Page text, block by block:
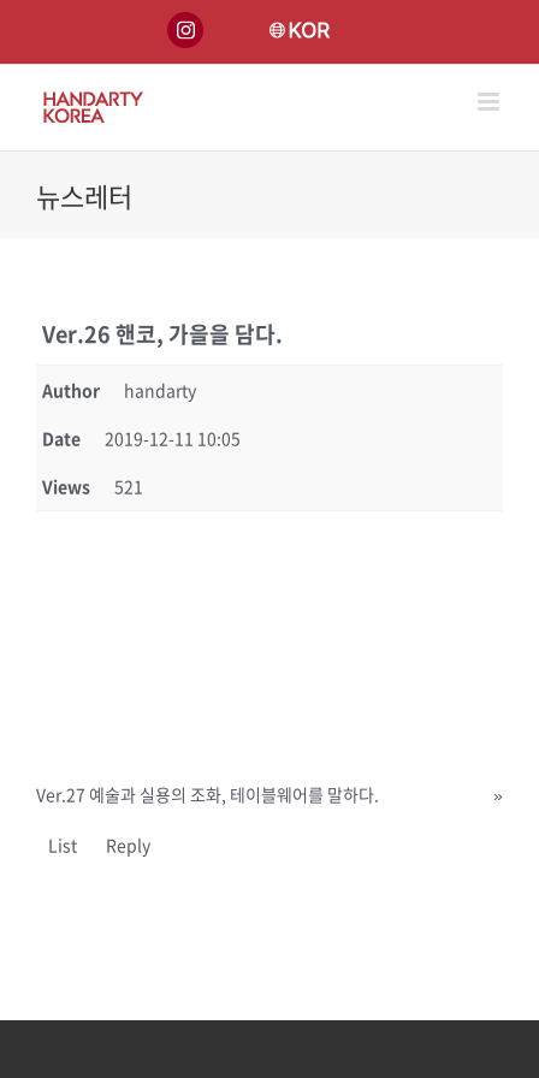
INSTAKOREA
뉴스레터
Ver.26 핸코, 가을을 담다.
Author
handarty
Date
2019-12-11 10:05
Views
521
Ver.27 예술과 실용의 조화, 테이블웨어를 말하다. »
List Reply